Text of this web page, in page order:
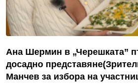
Ана Шермин в „Черешката”
досадно
Манчев за избора на